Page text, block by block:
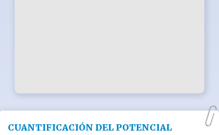
CUANTIFICACIÓN DEL POTENCIAL